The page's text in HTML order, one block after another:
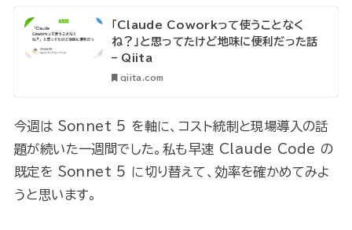
「Claude Coworkって使うことなく
ね？」と思ってたけど地味に便利だった話
– Qiita
qiita.com
今週は Sonnet 5 を軸に、コスト統制と現場導入の話
題が続いた一週間でした。私も早速 Claude Code の
既定を Sonnet 5 に切り替えて、効率を確かめてみよ
うと思います。